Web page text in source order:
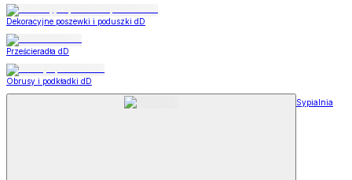
Dekoracyjne poszewki i poduszki dD
Prześcieradła dD
Obrusy i podkładki dD
Sypialnia